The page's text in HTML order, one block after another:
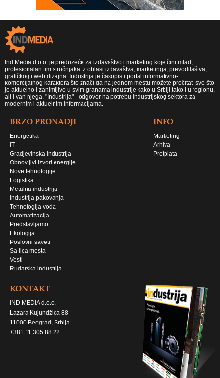
Ind Media d.o.o. je preduzeće za izdavaštvo i marketing koje čini mlad,
profesionalan tim stručnjaka iz oblasi izdavaštva, marketinga, prevodilaštva,
grafičkog i web dizajna. Industrija je časopis i portal informativno-
komercijalnog karaktera što znači da na jednom mestu možete pročitati sve što
je aktuelno i zanimljivo u svim granama industrije kako u Srbiji tako i u regionu,
ali i van njega. "Industrija" - odgovor na potrebu industrijskog sektora za
modernim i aktuelnim informacijama.
BRZO PRONADJI
Energetika
IT
Gradjevinska industrija
Obnovljivi izvori energije
Nove tehnologije
Logistika
Metalna industrija
Industrija pakovanja
Tehnologija voda
Automatizacija
Predstavljamo
Ekologija
Poslovni saveti
Sa lica mesta
Vesti
Rudarska industrija
INFO
Marketing
Arhiva
Pretplata
KONTAKT
IND MEDIA d.o.o.
Lazara Kujundžića 88
11000 Beograd, Srbija
+381 11 305 88 22